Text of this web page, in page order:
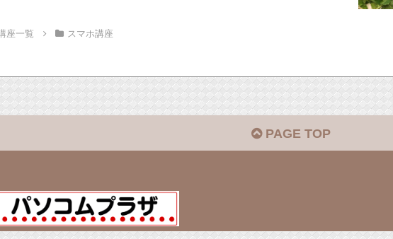
座一覧 スマホ講座
PAGE TOP